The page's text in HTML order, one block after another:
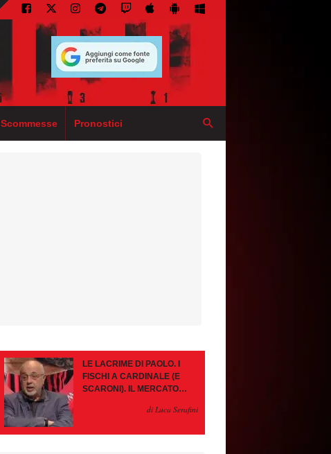
Scommesse Pronostici
LE LACRIME DI PAOLO. I
FISCHI A CARDINALE (E
SCARONI). IL MERCATO
PAZIENZA, SE RESTA È
di Luca Serafini